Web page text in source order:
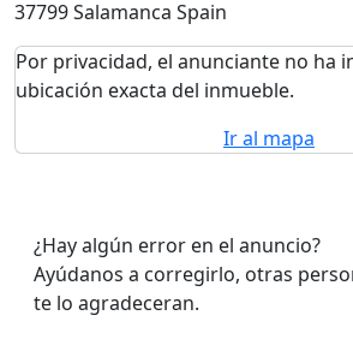
37799 Salamanca Spain
Por privacidad, el anunciante no ha
ubicación exacta del inmueble.
Ir al mapa
¿Hay algún error en el anuncio?
Ayúdanos a corregirlo, otras
te lo agradeceran.